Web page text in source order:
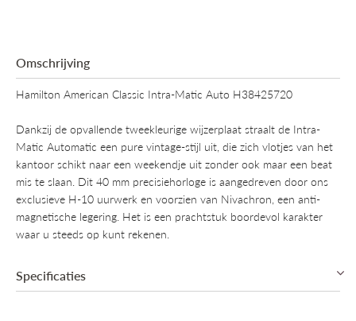
Omschrijving
Hamilton American Classic Intra-Matic Auto H38425720
Dankzij de opvallende tweekleurige wijzerplaat straalt de Intra-
Matic Automatic een pure vintage-stijl uit, die zich vlotjes van het
kantoor schikt naar een weekendje uit zonder ook maar een beat
mis te slaan. Dit 40 mm precisiehorloge is aangedreven door ons
exclusieve H-10 uurwerk en voorzien van Nivachron, een anti-
magnetische legering. Het is een prachtstuk boordevol karakter
waar u steeds op kunt rekenen.
Specificaties